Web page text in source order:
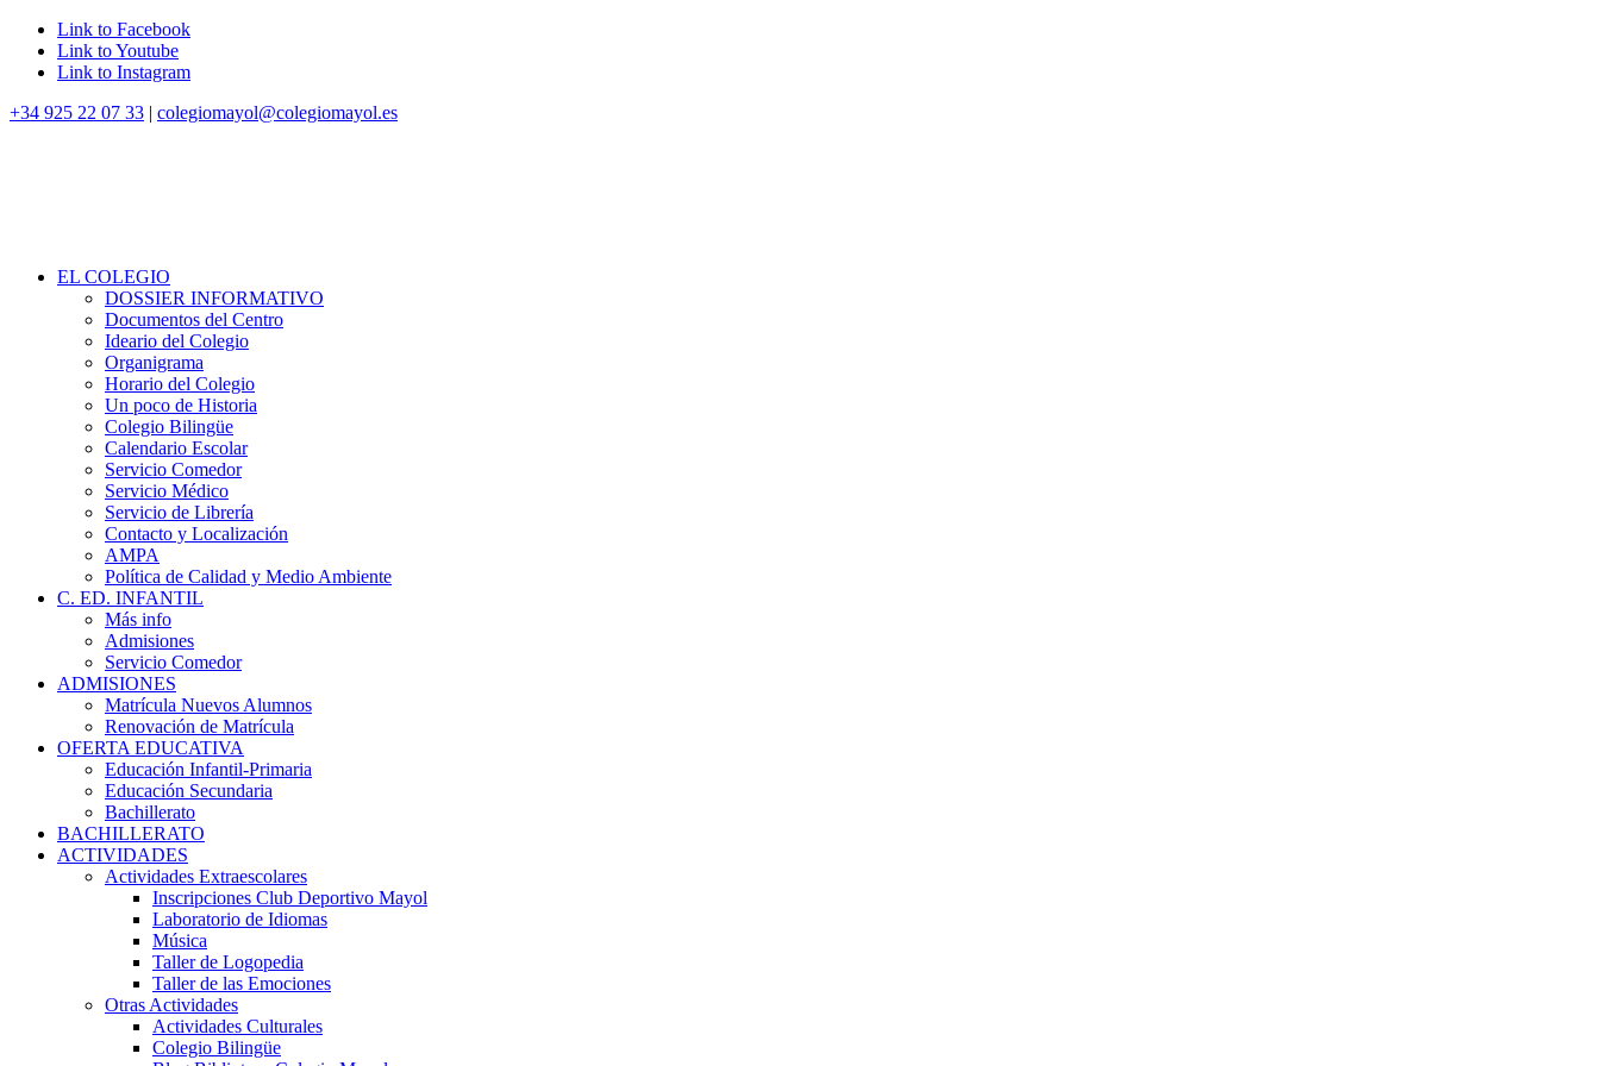
Link to Facebook
Link to Youtube
Link to Instagram
+34 925 22 07 33 | colegiomayol@colegiomayol.es
EL COLEGIO
DOSSIER INFORMATIVO
Documentos del Centro
Ideario del Colegio
Organigrama
Horario del Colegio
Un poco de Historia
Colegio Bilingüe
Calendario Escolar
Servicio Comedor
Servicio Médico
Servicio de Librería
Contacto y Localización
AMPA
Política de Calidad y Medio Ambiente
C. ED. INFANTIL
Más info
Admisiones
Servicio Comedor
ADMISIONES
Matrícula Nuevos Alumnos
Renovación de Matrícula
OFERTA EDUCATIVA
Educación Infantil-Primaria
Educación Secundaria
Bachillerato
BACHILLERATO
ACTIVIDADES
Actividades Extraescolares
Inscripciones Club Deportivo Mayol
Laboratorio de Idiomas
Música
Taller de Logopedia
Taller de las Emociones
Otras Actividades
Actividades Culturales
Colegio Bilingüe